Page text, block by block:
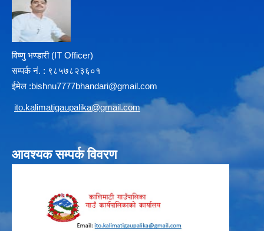
विष्णु भण्डारी (IT Officer)
सम्पर्क न‌ं. : ९८५७८२३६०१
ईमेल :bishnu7777bhandari@gmail.com
ito.kalimatigaupalika@gmail.com
आवश्यक सम्पर्क विवरण